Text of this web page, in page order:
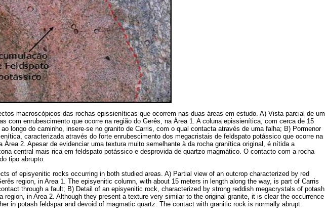
macroscópicos das rochas epissieníticas que ocorrem nas duas áreas em estudo. A) Vista parcial de um
com enrubescimento que ocorre na região do Gerês, na Área 1. A coluna epissienítica, com cerca de 15
longo do caminho, insere-se no granito de Carris, com o qual contacta através de uma falha; B) Pormenor
caracterizada através do forte enrubescimento dos megacristais de feldspato potássico que ocorre na
Área 2. Apesar de evidenciar uma textura muito semelhante à da rocha granítica original, é nítida a
central mais rica em feldspato potássico e desprovida de quartzo magmático. O contacto com a rocha
tipo abrupto.
of episyenitic rocks occurring in both studied areas. A) Partial view of an outcrop characterized by red
region, in Area 1. The episyenitic column, with about 15 meters in length along the way, is part of Carris
through a fault; B) Detail of an episyenitic rock, characterized by strong reddish megacrystals of potash
region, in Area 2. Although they present a texture very similar to the original granite, it is clear the occurrence
in potash feldspar and devoid of magmatic quartz. The contact with granitic rock is normally abrupt.